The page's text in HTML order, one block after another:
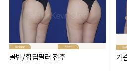
골반/힙딥필러 전후 가